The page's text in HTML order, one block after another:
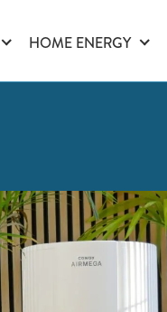
HOME ENERGY